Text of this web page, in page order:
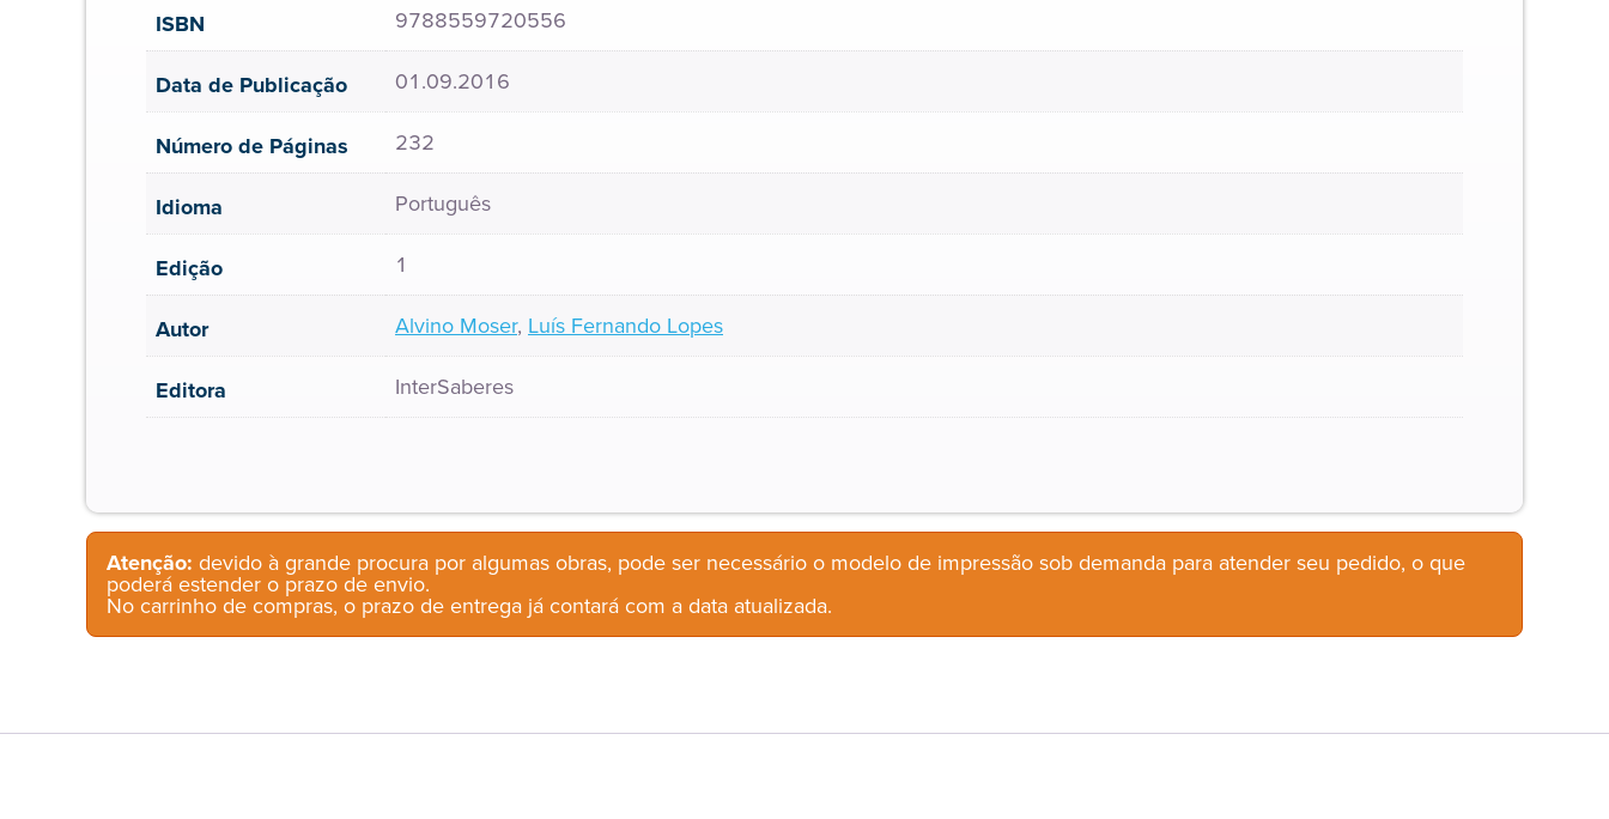
ISBN 9788559720556
Data de Publicação 01.09.2016
Número de Páginas 232
Idioma Português
Edição 1
Autor Alvino Moser, Luís Fernando Lopes
Editora InterSaberes
Atenção: devido à grande procura por algumas obras, pode ser necessário o modelo de impressão sob demanda para atender seu pedido, o que
poderá estender o prazo de envio.
No carrinho de compras, o prazo de entrega já contará com a data atualizada.